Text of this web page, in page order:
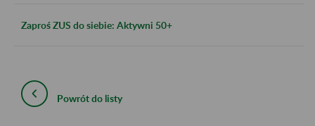
Zaproś ZUS do siebie: Aktywni 50+
Powrót do listy